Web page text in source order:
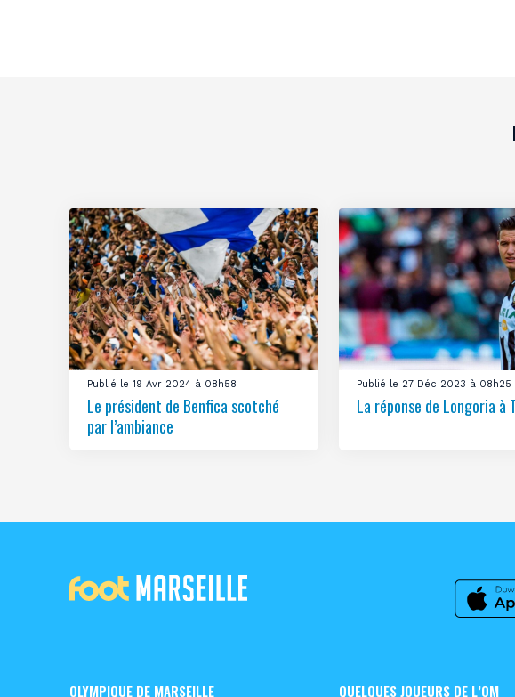
Publié le 19 Avr 2024 à 08h58
Le président de Benfica scotché
par l’ambiance
Publié le 27 Déc 2023 à 08h25
La réponse de Longoria à
OLYMPIQUE DE MARSEILLE QUELQUES JOUEURS DE L’OM